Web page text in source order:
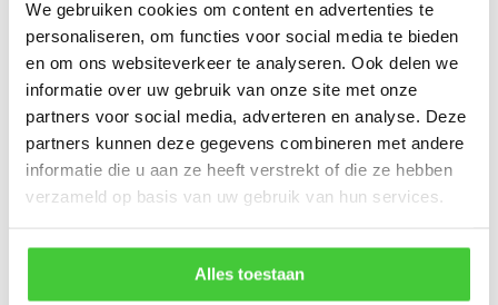
We gebruiken cookies om content en advertenties te
personaliseren, om functies voor social media te bieden
en om ons websiteverkeer te analyseren. Ook delen we
informatie over uw gebruik van onze site met onze
partners voor social media, adverteren en analyse. Deze
partners kunnen deze gegevens combineren met andere
informatie die u aan ze heeft verstrekt of die ze hebben
verzameld op basis van uw gebruik van hun services.
Alles toestaan
trailer was volgens afspraak rijklaar toen ik hem op
kwam halen en de mensen waren zeer vriendelijk.